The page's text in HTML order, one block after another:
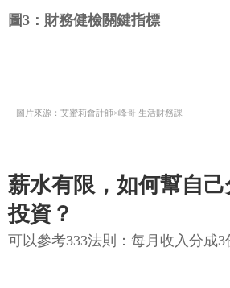
圖3：財務健檢關鍵指標
圖片來源：艾蜜莉會計師×峰哥 生活財務課
薪水有限，如何幫自
投資？
可以參考333法則：每月收入分成3